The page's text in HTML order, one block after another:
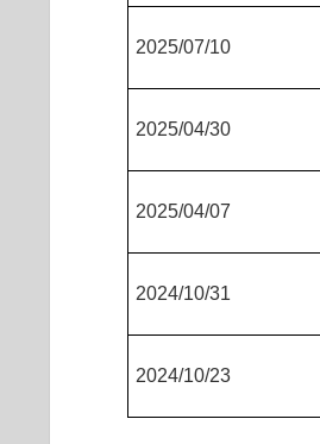
2025/07/10
2025/04/30
2025/04/07
2024/10/31
2024/10/23